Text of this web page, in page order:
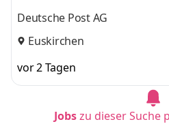
Deutsche Post AG
Euskirchen
vor 2 Tagen
Jobszu dieser Suche